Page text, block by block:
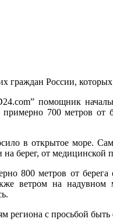
граждан России,
помощник
700 метров от
в открытое море.
берег, от медицинской
800 метров от берега
ветром на
региона с просьбой